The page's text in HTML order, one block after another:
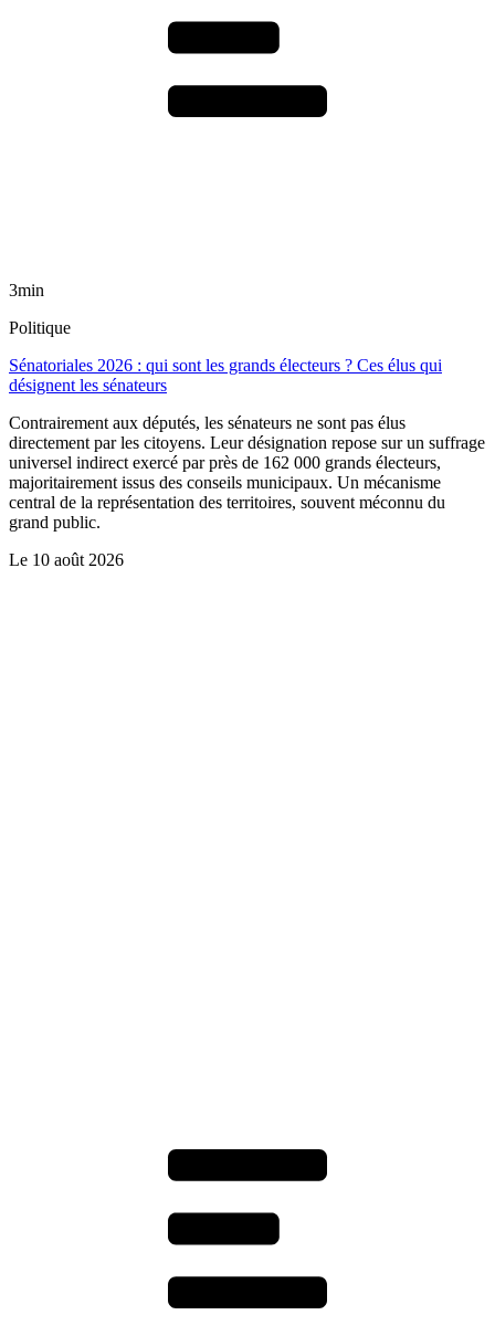
3min
Politique
Sénatoriales 2026 : qui sont les grands électeurs ? Ces élus qui
désignent les sénateurs
Contrairement aux députés, les sénateurs ne sont pas élus
directement par les citoyens. Leur désignation repose sur un suffrage
universel indirect exercé par près de 162 000 grands électeurs,
majoritairement issus des conseils municipaux. Un mécanisme
central de la représentation des territoires, souvent méconnu du
grand public.
Le 10 août 2026